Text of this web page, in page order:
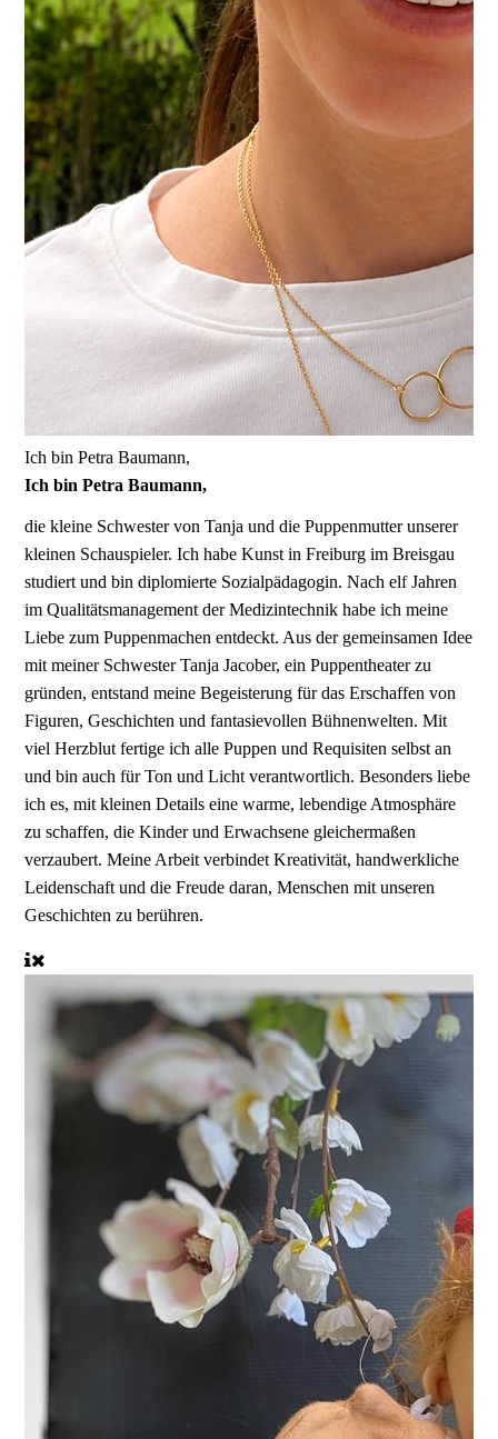
Ich bin Petra Baumann,
Ich bin Petra Baumann,
die kleine Schwester von Tanja und die Puppenmutter unserer
kleinen Schauspieler. Ich habe Kunst in Freiburg im Breisgau
studiert und bin diplomierte Sozialpädagogin. Nach elf Jahren
im Qualitätsmanagement der Medizintechnik habe ich meine
Liebe zum Puppenmachen entdeckt. Aus der gemeinsamen Idee
mit meiner Schwester Tanja Jacober, ein Puppentheater zu
gründen, entstand meine Begeisterung für das Erschaffen von
Figuren, Geschichten und fantasievollen Bühnenwelten. Mit
viel Herzblut fertige ich alle Puppen und Requisiten selbst an
und bin auch für Ton und Licht verantwortlich. Besonders liebe
ich es, mit kleinen Details eine warme, lebendige Atmosphäre
zu schaffen, die Kinder und Erwachsene gleichermaßen
verzaubert. Meine Arbeit verbindet Kreativität, handwerkliche
Leidenschaft und die Freude daran, Menschen mit unseren
Geschichten zu berühren.